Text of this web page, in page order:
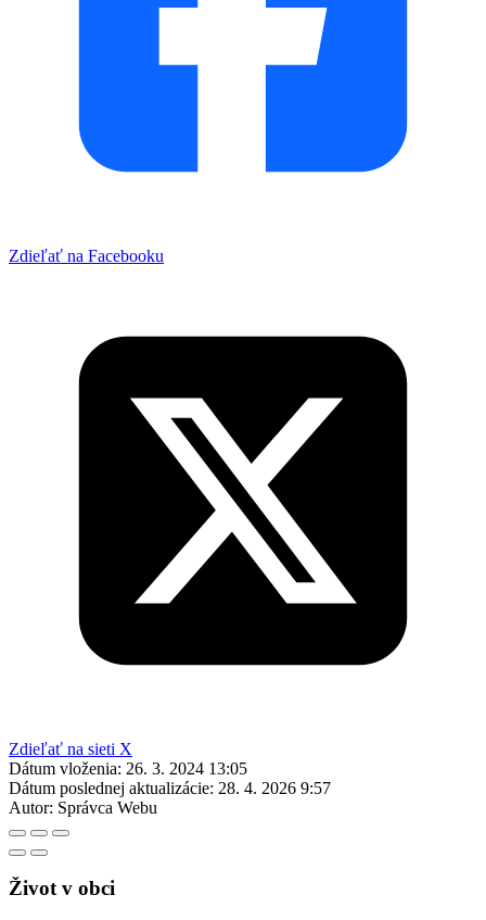
Zdieľať na Facebooku
Zdieľať na sieti X
Dátum vloženia: 26. 3. 2024 13:05
Dátum poslednej aktualizácie: 28. 4. 2026 9:57
Autor: Správca Webu
Život v obci